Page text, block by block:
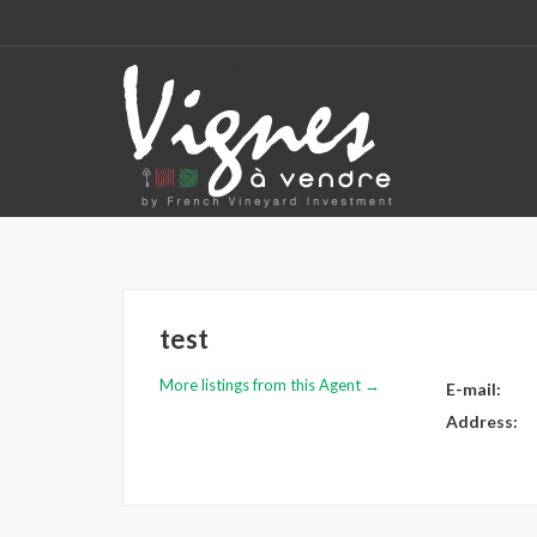
CODE: SELECT ALL
test
More listings from this Agent →
E-mail:
Address: